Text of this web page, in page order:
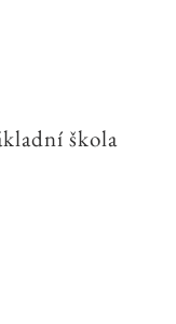
škola